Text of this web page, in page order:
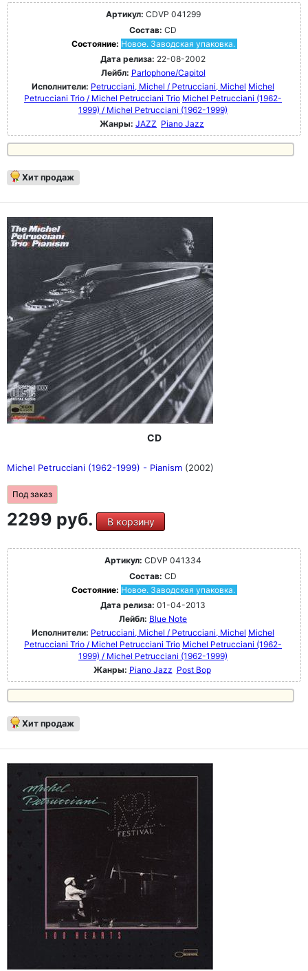
Артикул: CDVP 041299
Состав: CD
Состояние: Новое. Заводская упаковка.
Дата релиза: 22-08-2002
Лейбл: Parlophone/Capitol
Исполнители: Petrucciani, Michel / Petrucciani, Michel Michel
Petrucciani Trio / Michel Petrucciani Trio Michel Petrucciani (1962-
1999) / Michel Petrucciani (1962-1999)
Жанры: JAZZ Piano Jazz
Хит продаж
CD
Michel Petrucciani (1962-1999) - Pianism (2002)
Под заказ
2299 руб. В корзину
Артикул: CDVP 041334
Состав: CD
Состояние: Новое. Заводская упаковка.
Дата релиза: 01-04-2013
Лейбл: Blue Note
Исполнители: Petrucciani, Michel / Petrucciani, Michel Michel
Petrucciani Trio / Michel Petrucciani Trio Michel Petrucciani (1962-
1999) / Michel Petrucciani (1962-1999)
Жанры: Piano Jazz Post Bop
Хит продаж